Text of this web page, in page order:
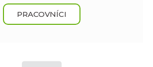
PRACOVNÍCI